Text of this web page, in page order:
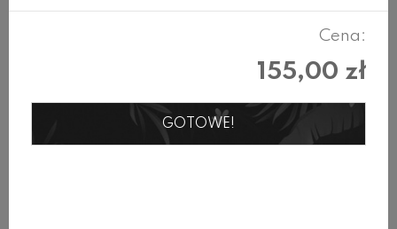
Cena:
155,00 zł
GOTOWE!
Produkty w tej samej kategorii